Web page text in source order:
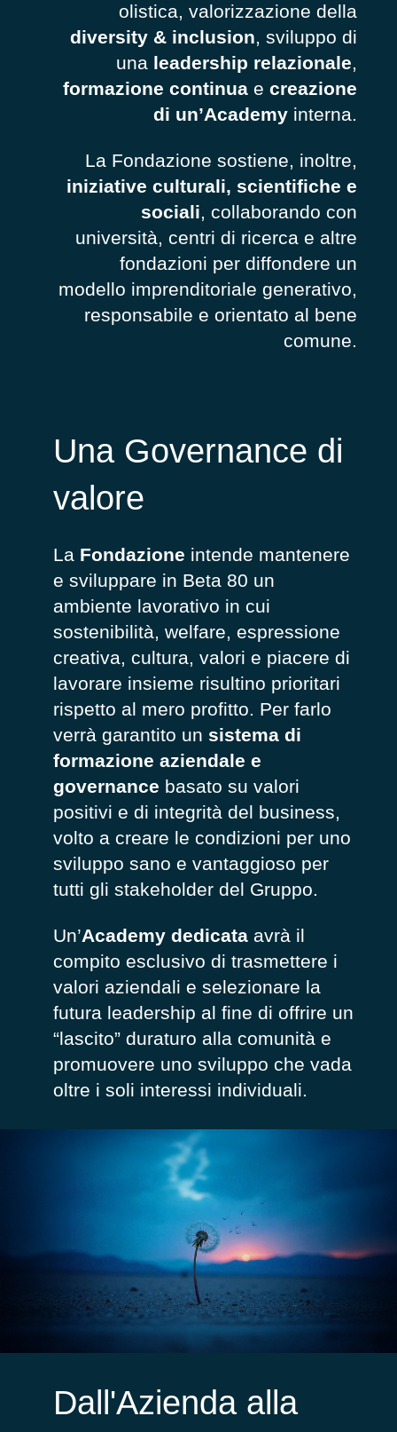
olistica, valorizzazione della
diversity & inclusion, sviluppo di
una leadership relazionale,
formazione continua ecreazione
di un’Academy interna.
La Fondazione sostiene, inoltre,
iniziative culturali, scientifiche e
sociali , collaborando con
università, centri di ricerca e altre
fondazioni per diffondere un
modello imprenditoriale generativo,
responsabile e orientato al bene
comune.
Una Governance di
valore
La Fondazione intende mantenere
e sviluppare in Beta 80 un
ambiente lavorativo in cui
sostenibilità, welfare, espressione
creativa, cultura, valori e piacere di
lavorare insieme risultino prioritari
rispetto al mero profitto. Per farlo
verrà garantito un sistema di
formazione aziendale e
governance basato su valori
positivi e di integrità del business,
volto a creare le condizioni per uno
sviluppo sano e vantaggioso per
tutti gli stakeholder del Gruppo.
Un’Academy dedicata avrà il
compito esclusivo di trasmettere i
valori aziendali e selezionare la
futura leadership al fine di offrire un
“lascito” duraturo alla comunità e
promuovere uno sviluppo che vada
oltre i soli interessi individuali.
Dall'Azienda alla